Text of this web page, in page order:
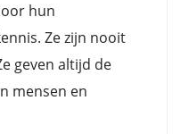
hun
Ze zijn nooit
geven altijd de
mensen en